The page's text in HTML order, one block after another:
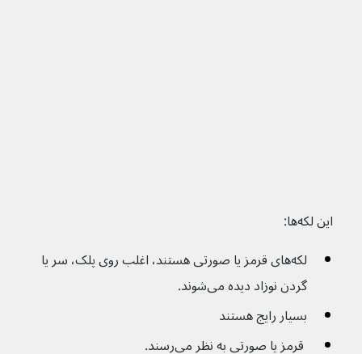
این لکه‌ها:
لکه‌های قرمز یا صورتی هستند، اغلب روی پلک، سر یا
گردن نوزاد دیده می‌شوند.
بسیار رایج هستند
قرمز یا صورتی به نظر می‌رسند.